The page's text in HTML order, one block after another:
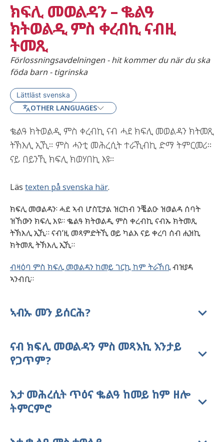
ክፍሊ መወልዳን – ቈልዓ
ክትወልዲ ምስ ቀረብኪ ናብዚ
ትመጺ
Förlossningsavdelningen - hit kommer du när du ska
föda barn - tigrinska
Lättläst svenska
OTHER LANGUAGES
ቈልዓ ክትወልዲ ምስ ቀረብኪ ናብ ሓደ ክፍሊ መወልዳን ክትመጺ
ትኽእሊ ኢኺ። ምስ ሓንቲ መሕረሲት ተራኺብኪ ድማ ትምርመሪ።
ናይ በይንኺ ክፍሊ ክወሃበኪ እዩ።
Läs texten på svenska här.
ክፍሊ መወልዳን፡ ሓደ ኣብ ሆስፒታል ዝርከብ ንቘልዑ ዝወልዳ ሰባት
ዝኸውን ክፍሊ እዩ። ቈልዓ ክትወልዲ ምስ ቀረብኪ ናብኡ ክትመጺ
ትኽእሊ ኢኺ። ናብ’ዚ መጻምድትኺ ወይ ካልእ ናይ ቀረባ ሰብ ሒዝኪ
ክትመጺ ትኽእሊ ኢኺ።
ብዛዕባ ምስ ክፍሊ መወልዳን ከመይ ገርኪ ከም ትራኸቢብዝያዳ
ኣንብቢ።
ኣብኡ መን ይሰርሕ?
ናብ ክፍሊ መወልዳን ምስ መጻእኪ እንታይ
የጋጥም?
እታ መሕረሲት ጥዕና ቈልዓ ከመይ ከም ዘሎ
ትምርምሮ